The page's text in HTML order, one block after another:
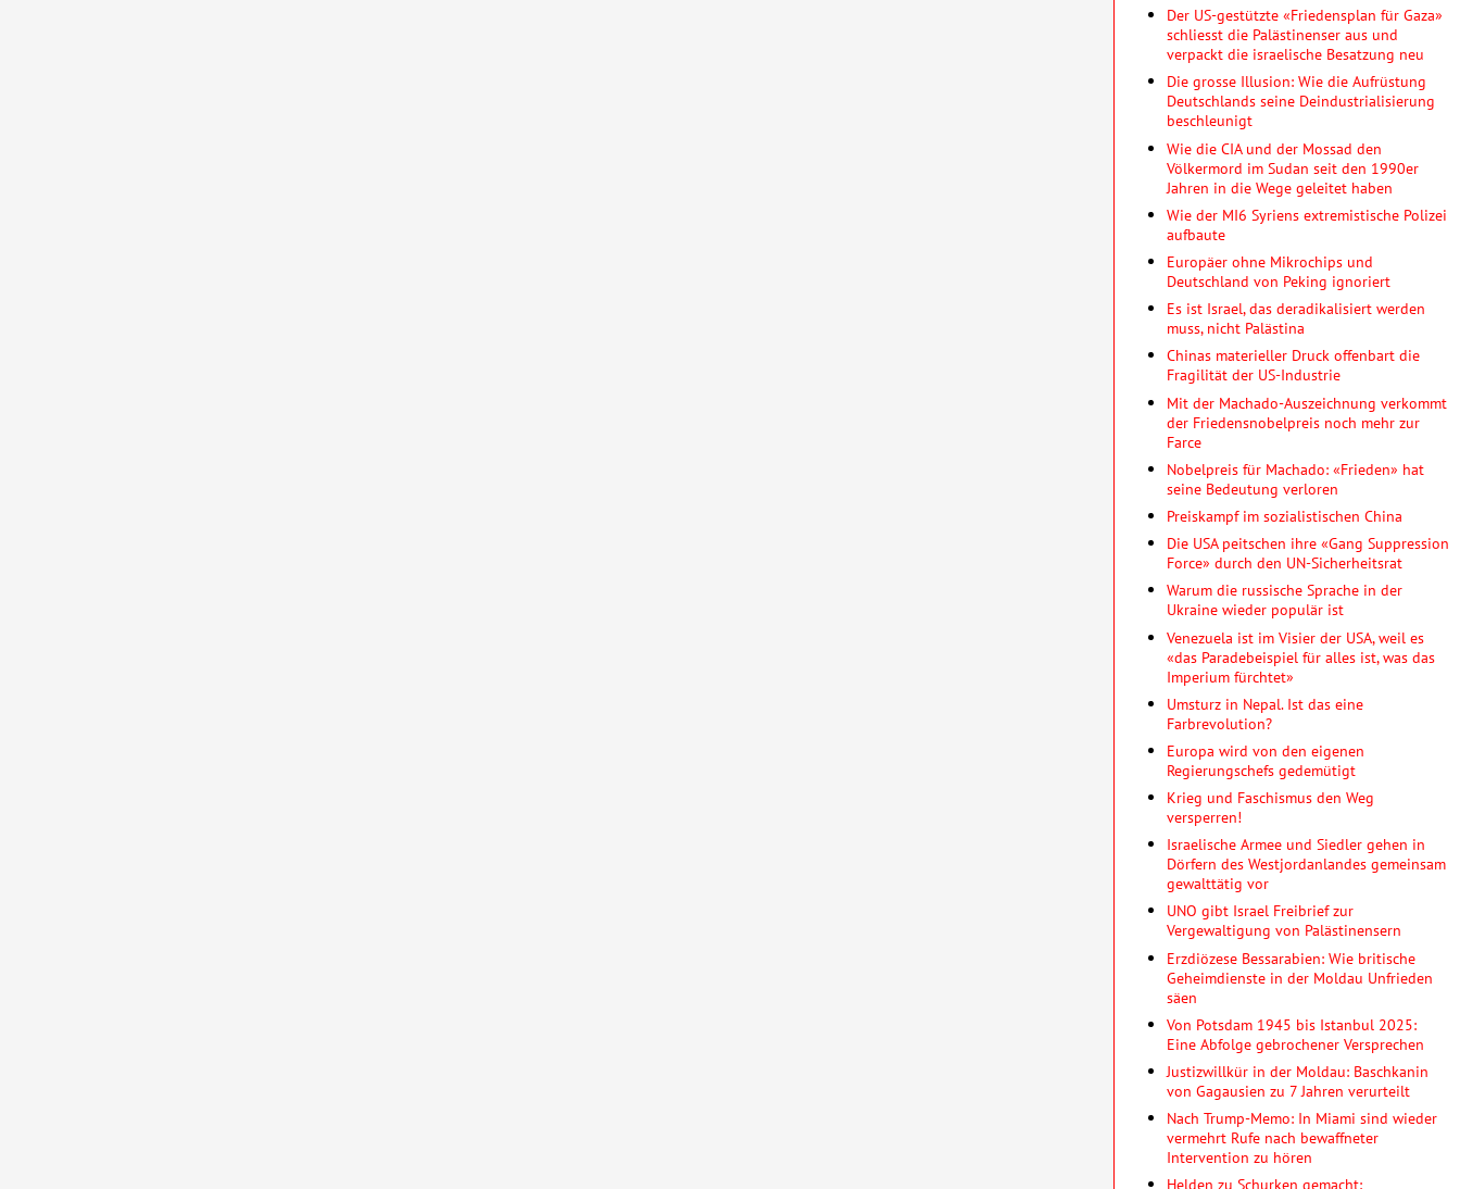
Der US-gestützte «Friedensplan für Gaza»
schliesst die Palästinenser aus und
verpackt die israelische Besatzung neu
Die grosse Illusion: Wie die Aufrüstung
Deutschlands seine Deindustrialisierung
beschleunigt
Wie die CIA und der Mossad den
Völkermord im Sudan seit den 1990er
Jahren in die Wege geleitet haben
Wie der MI6 Syriens extremistische Polizei
aufbaute
Europäer ohne Mikrochips und
Deutschland von Peking ignoriert
Es ist Israel, das deradikalisiert werden
muss, nicht Palästina
Chinas materieller Druck offenbart die
Fragilität der US-Industrie
Mit der Machado-Auszeichnung verkommt
der Friedensnobelpreis noch mehr zur
Farce
Nobelpreis für Machado: «Frieden» hat
seine Bedeutung verloren
Preiskampf im sozialistischen China
Die USA peitschen ihre «Gang Suppression
Force» durch den UN-Sicherheitsrat
Warum die russische Sprache in der
Ukraine wieder populär ist
Venezuela ist im Visier der USA, weil es
«das Paradebeispiel für alles ist, was das
Imperium fürchtet»
Umsturz in Nepal. Ist das eine
Farbrevolution?
Europa wird von den eigenen
Regierungschefs gedemütigt
Krieg und Faschismus den Weg
versperren!
Israelische Armee und Siedler gehen in
Dörfern des Westjordanlandes gemeinsam
gewalttätig vor
UNO gibt Israel Freibrief zur
Vergewaltigung von Palästinensern
Erzdiözese Bessarabien: Wie britische
Geheimdienste in der Moldau Unfrieden
säen
Von Potsdam 1945 bis Istanbul 2025:
Eine Abfolge gebrochener Versprechen
Justizwillkür in der Moldau: Baschkanin
von Gagausien zu 7 Jahren verurteilt
Nach Trump-Memo: In Miami sind wieder
vermehrt Rufe nach bewaffneter
Intervention zu hören
Helden zu Schurken gemacht: